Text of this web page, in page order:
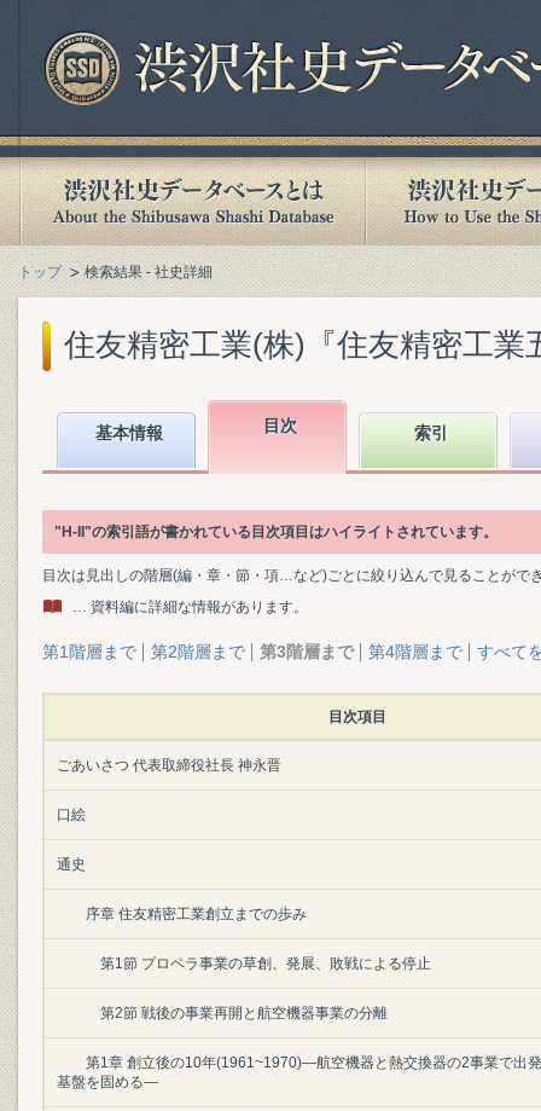
トップ 検索結果 - 社史詳細
住友精密工業(株)『住友精密工業
基本情報 目次 索引
"H-II"の索引語が書かれている目次項目はハイライトされています。
目次は見出しの階層(編・章・節・項…など)ごとに絞り込んで見ることがで
… 資料編に詳細な情報があります。
第1階層まで 第2階層まで 第3階層まで 第4階層まで すべて
目次項目
ごあいさつ 代表取締役社長 神永晋
口絵
通史
序章 住友精密工業創立までの歩み
第1節 プロペラ事業の草創、発展、敗戦による停止
第2節 戦後の事業再開と航空機器事業の分離
第1章 創立後の10年(1961~1970)―航空機器と熱交換器の2事業で出
基盤を固める―